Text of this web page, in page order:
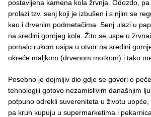
postavljena kamena kola žrvnja. Odozdo,
prolazi tzv. senj koji je izbušen i s njim se
kao i drvenim podmetačima. Senj ulazi u
na sredini gornjeg kola. Žito se uspe u
pomalo rukom usipa u otvor na sredini
okreće maljkom (drvenom motkom) i tako
Posebno je dojmljiv dio gdje se govori o
tehnologiji gotovo nezamislivim današnjim
potpuno odrekli suvereniteta u životu uopće,
pa kruh kupuju u supermarketima i